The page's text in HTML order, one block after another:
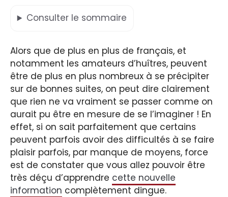
Consulter le sommaire
Alors que de plus en plus de français, et
notamment les amateurs d’huîtres, peuvent
être de plus en plus nombreux à se précipiter
sur de bonnes suites, on peut dire clairement
que rien ne va vraiment se passer comme on
aurait pu être en mesure de se l’imaginer ! En
effet, si on sait parfaitement que certains
peuvent parfois avoir des difficultés à se faire
plaisir parfois, par manque de moyens, force
est de constater que vous allez pouvoir être
très déçu d’apprendre cette nouvelle
information complètement dingue.